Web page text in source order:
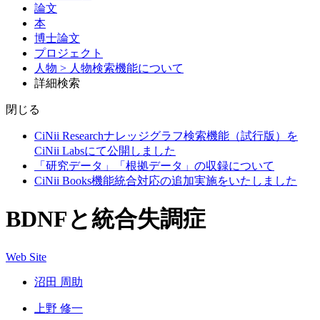
論文
本
博士論文
プロジェクト
人物 > 人物検索機能について
詳細検索
閉じる
CiNii Researchナレッジグラフ検索機能（試行版）を
CiNii Labsにて公開しました
「研究データ」「根拠データ」の収録について
CiNii Books機能統合対応の追加実施をいたしました
BDNFと統合失調症
Web Site
沼田 周助
上野 修一